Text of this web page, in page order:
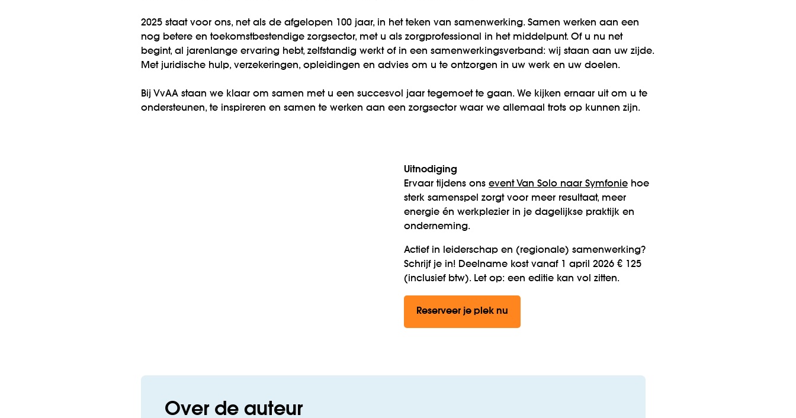
2025 staat voor ons, net als de afgelopen 100 jaar, in het teken van samenwerking. Samen werken aan een
nog betere en toekomstbestendige zorgsector, met u als zorgprofessional in het middelpunt. Of u nu net
begint, al jarenlange ervaring hebt, zelfstandig werkt of in een samenwerkingsverband: wij staan aan uw zijde.
Met juridische hulp, verzekeringen, opleidingen en advies om u te ontzorgen in uw werk en uw doelen.
Bij VvAA staan we klaar om samen met u een succesvol jaar tegemoet te gaan. We kijken ernaar uit om u te
ondersteunen, te inspireren en samen te werken aan een zorgsector waar we allemaal trots op kunnen zijn.
Uitnodiging
Ervaar tijdens ons event Van Solo naar Symfonie hoe
sterk samenspel zorgt voor meer resultaat, meer
energie én werkplezier in je dagelijkse praktijk en
onderneming.
Actief in leiderschap en (regionale) samenwerking?
Schrijf je in! Deelname kost vanaf 1 april 2026 € 125
(inclusief btw). Let op: een editie kan vol zitten.
Reserveer je plek nu
Over de auteur